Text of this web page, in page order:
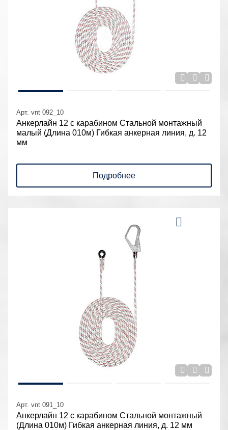
Арт. vnt 092_10
Анкерлайн 12 с карабином Стальной монтажный
малый (Длина 010м) Гибкая анкерная линия, д. 12
мм
Подробнее
Арт. vnt 091_10
Анкерлайн 12 с карабином Стальной монтажный
(Длина 010м) Гибкая анкерная линия, д. 12 мм